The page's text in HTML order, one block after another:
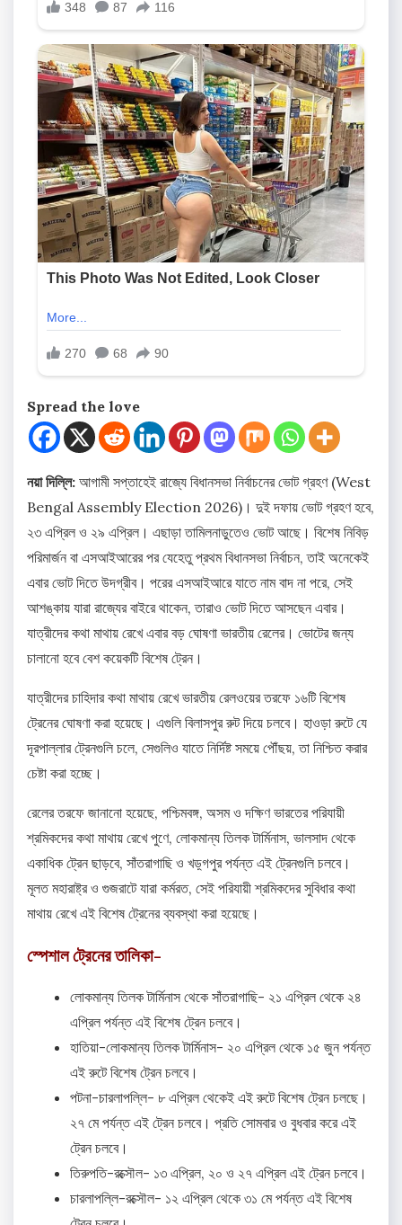
Spread the love
নয়া দিল্লি: আগামী সপ্তাহেই রাজ্যে বিধানসভা নির্বাচনের ভোট গ্রহণ (West
Bengal Assembly Election 2026)। দুই দফায় ভোট গ্রহণ হবে,
২৩ এপ্রিল ও ২৯ এপ্রিল। এছাড়া তামিলনাড়ুতেও ভোট আছে। বিশেষ নিবিড়
পরিমার্জন বা এসআইআরের পর যেহেতু প্রথম বিধানসভা নির্বাচন, তাই অনেকেই
এবার ভোট দিতে উদগ্রীব। পরের এসআইআরে যাতে নাম বাদ না পরে, সেই
আশঙ্কায় যারা রাজ্যের বাইরে থাকেন, তারাও ভোট দিতে আসছেন এবার।
যাত্রীদের কথা মাথায় রেখে এবার বড় ঘোষণা ভারতীয় রেলের। ভোটের জন্য
চালানো হবে বেশ কয়েকটি বিশেষ ট্রেন।
যাত্রীদের চাহিদার কথা মাথায় রেখে ভারতীয় রেলওয়ের তরফে ১৬টি বিশেষ
ট্রেনের ঘোষণা করা হয়েছে। এগুলি বিলাসপুর রুট দিয়ে চলবে। হাওড়া রুটে যে
দূরপাল্লার ট্রেনগুলি চলে, সেগুলিও যাতে নির্দিষ্ট সময়ে পৌঁছয়, তা নিশ্চিত করার
চেষ্টা করা হচ্ছে।
রেলের তরফে জানানো হয়েছে, পশ্চিমবঙ্গ, অসম ও দক্ষিণ ভারতের পরিযায়ী
শ্রমিকদের কথা মাথায় রেখে পুণে, লোকমান্য তিলক টার্মিনাস, ভালসাদ থেকে
একাধিক ট্রেন ছাড়বে, সাঁতরাগাছি ও খড়্গপুর পর্যন্ত এই ট্রেনগুলি চলবে।
মূলত মহারাষ্ট্র ও গুজরাটে যারা কর্মরত, সেই পরিযায়ী শ্রমিকদের সুবিধার কথা
মাথায় রেখে এই বিশেষ ট্রেনের ব্যবস্থা করা হয়েছে।
স্পেশাল ট্রেনের তালিকা-
লোকমান্য তিলক টার্মিনাস থেকে সাঁতরাগাছি- ২১ এপ্রিল থেকে ২৪
এপ্রিল পর্যন্ত এই বিশেষ ট্রেন চলবে।
হাতিয়া-লোকমান্য তিলক টার্মিনাস- ২০ এপ্রিল থেকে ১৫ জুন পর্যন্ত
এই রুটে বিশেষ ট্রেন চলবে।
পটনা-চারলাপল্লি- ৮ এপ্রিল থেকেই এই রুটে বিশেষ ট্রেন চলছে।
২৭ মে পর্যন্ত এই ট্রেন চলবে। প্রতি সোমবার ও বুধবার করে এই
ট্রেন চলবে।
তিরুপতি-রক্সৌল- ১৩ এপ্রিল, ২০ ও ২৭ এপ্রিল এই ট্রেন চলবে।
চারলাপল্লি-রক্সৌল- ১২ এপ্রিল থেকে ৩১ মে পর্যন্ত এই বিশেষ